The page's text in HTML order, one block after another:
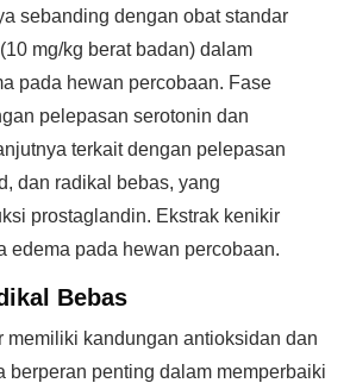
sebanding dengan obat standar
mg/kg berat badan) dalam
pada hewan percobaan. Fase
pelepasan serotonin dan
terkait dengan pelepasan
dan radikal bebas, yang
prostaglandin. Ekstrak kenikir
edema pada hewan percobaan.
Bebas
memiliki kandungan antioksidan dan
berperan penting dalam memperbaiki